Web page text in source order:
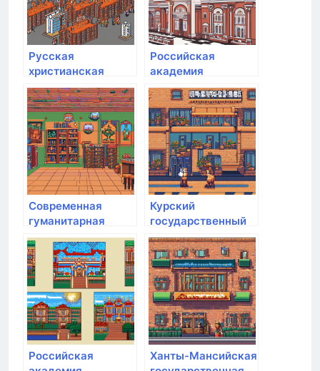
Русская
христианская
гуманитарная
академия им. Ф.М.
Достоевского
Российская
академия
живописи
Современная
гуманитарная
академия
Курский
государственный
аграрный
университет им.
И.И. Иванова
Российская
Ханты-Мансийская